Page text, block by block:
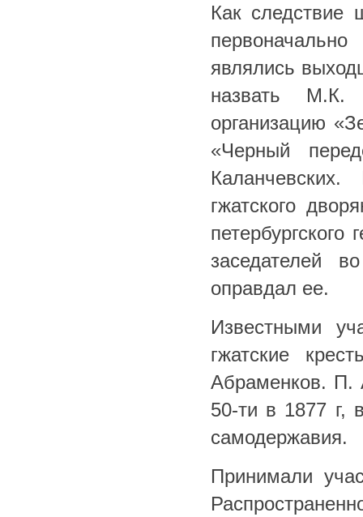
Как следствие
являлись
назвать М.К.
организацию
«Черный
гжатского
заседателей
оправдал ее.
Известными
гжатские
Абраменков. П.
50-ти в 1877 г,
самодержавия.
Принимали